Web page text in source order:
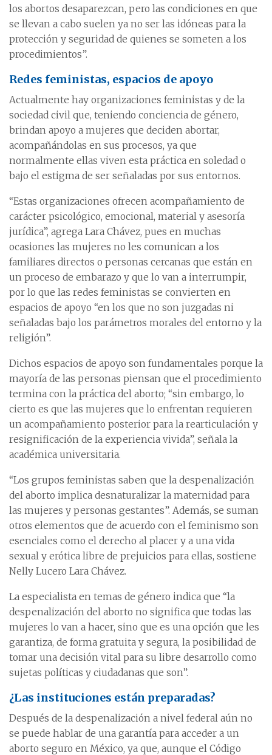
los abortos desaparezcan, pero las condiciones en que
se llevan a cabo suelen ya no ser las idóneas para la
protección y seguridad de quienes se someten a los
procedimientos”.
Redes feministas, espacios de apoyo
Actualmente hay organizaciones feministas y de la
sociedad civil que, teniendo conciencia de género,
brindan apoyo a mujeres que deciden abortar,
acompañándolas en sus procesos, ya que
normalmente ellas viven esta práctica en soledad o
bajo el estigma de ser señaladas por sus entornos.
“Estas organizaciones ofrecen acompañamiento de
carácter psicológico, emocional, material y asesoría
jurídica”, agrega Lara Chávez, pues en muchas
ocasiones las mujeres no les comunican a los
familiares directos o personas cercanas que están en
un proceso de embarazo y que lo van a interrumpir,
por lo que las redes feministas se convierten en
espacios de apoyo “en los que no son juzgadas ni
señaladas bajo los parámetros morales del entorno y la
religión”.
Dichos espacios de apoyo son fundamentales porque la
mayoría de las personas piensan que el procedimiento
termina con la práctica del aborto; “sin embargo, lo
cierto es que las mujeres que lo enfrentan requieren
un acompañamiento posterior para la rearticulación y
resignificación de la experiencia vivida”, señala la
académica universitaria.
“Los grupos feministas saben que la despenalización
del aborto implica desnaturalizar la maternidad para
las mujeres y personas gestantes”. Además, se suman
otros elementos que de acuerdo con el feminismo son
esenciales como el derecho al placer y a una vida
sexual y erótica libre de prejuicios para ellas, sostiene
Nelly Lucero Lara Chávez.
La especialista en temas de género indica que “la
despenalización del aborto no significa que todas las
mujeres lo van a hacer, sino que es una opción que les
garantiza, de forma gratuita y segura, la posibilidad de
tomar una decisión vital para su libre desarrollo como
sujetas políticas y ciudadanas que son”.
¿Las instituciones están preparadas?
Después de la despenalización a nivel federal aún no
se puede hablar de una garantía para acceder a un
aborto seguro en México, ya que, aunque el Código